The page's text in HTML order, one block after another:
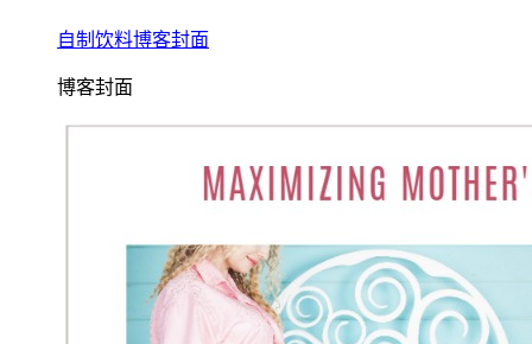
自制饮料博客封面
博客封面